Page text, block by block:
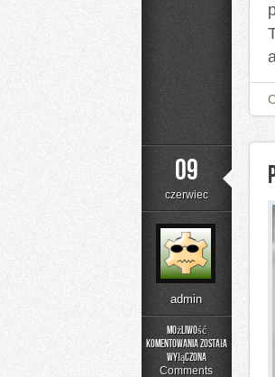
09
czerwiec
admin
Możliwość
komentowania
Podstawy
Matematyki
została
wyłączona
Comments